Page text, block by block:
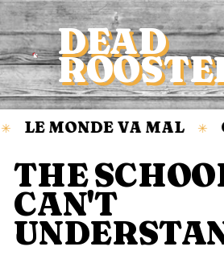
Accueil
DEAD
LE MONDE VA MAL ✳
THE
CAN'T